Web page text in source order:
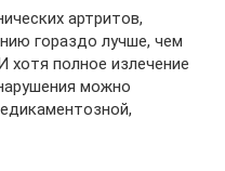
артритов,
гораздо лучше, чем
хотя полное излечение
можно